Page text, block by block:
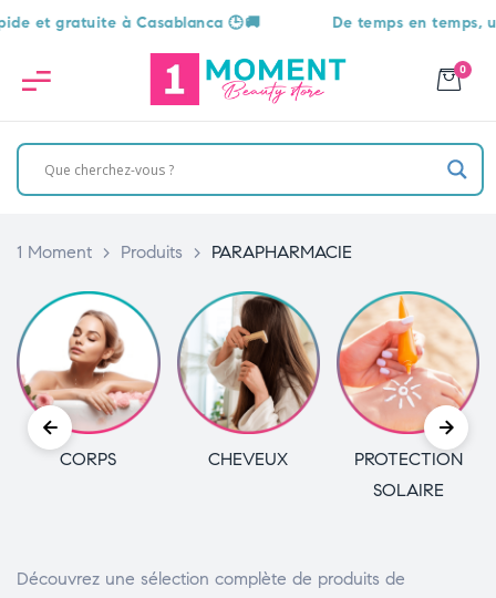
à Casablanca 🕒🚚 De temps en temps, une
0
1 Moment > Produits > PARAPHARMACIE
CORPS CHEVEUX
PROTECTION
SOLAIRE
Découvrez une sélection complète de produits de